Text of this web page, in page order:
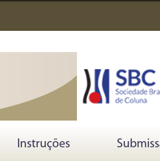
Instruções